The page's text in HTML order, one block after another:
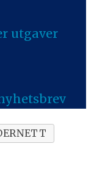
utgaver